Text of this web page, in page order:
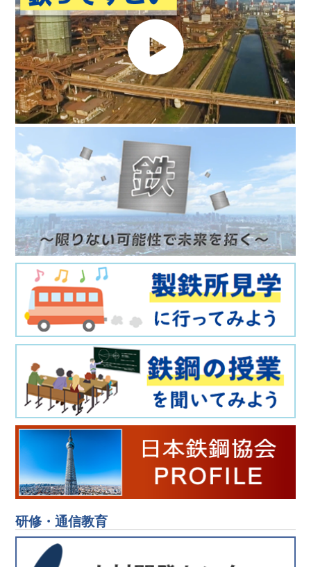
2026年4月1日
修士・博士学生向け「第20回学生鉄鋼セミナー製銑・
製鋼（資源・環境・エネルギー）コース、材料コー
ス」の募集を開始いたしました。
2026年3月23日
鉄鋼工学セミナー「製鋼熱力学専科」の募集を開始し
ました。
2026年3月23日
鉄鋼工学セミナー「材質制御専科」の募集を開始しま
2026年3月19日
鉄鋼工学セミナー「精錬プロセス解析専科」の募集を
開始しました。
2026年3月10日
第191回春季講演大会の「相互聴講」参加登録を開始し
ました。
2026年3月3日
第191回春季講演大会の「後期申込」参加登録を開始し
ました。
2026年3月2日
第259･260回西山記念技術講座の募集を開始いたしま
した。
2026年3月2日
第52回鉄鋼工学セミナーの募集を開始いたしました。
2026年2月26日
第191回春季講演大会ポータルサイトをオープンしまし
た。
2026年2月10日
第191回春季講演大会プログラム（一括ダウンロード
版）を掲載しました。（プログラムはPDF版のみで
す。ふぇらむ3号への同梱および大会受付での配布はご
ざいません。）
2026年2月3日
第52回鉄鋼工学セミナーの募集案内を掲載いたしまし
た。
2026年2月2日
第191回春季講演大会の「前期申込」参加登録を開始し
ました。
研修・通信教育